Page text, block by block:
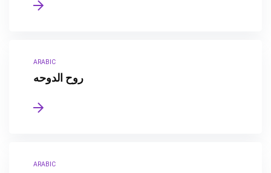
ARABIC
روح الدوحه
ARABIC